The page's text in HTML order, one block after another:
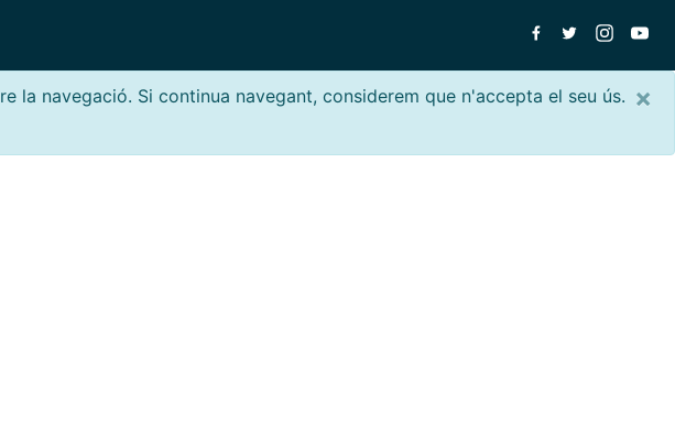
×
la navegació. Si continua navegant, considerem que n'accepta el seu ús.